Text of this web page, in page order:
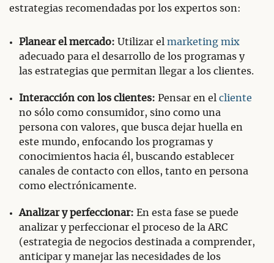
estrategias recomendadas por los expertos son:
Planear el mercado: Utilizar el marketing mix
adecuado para el desarrollo de los programas y
las estrategias que permitan llegar a los clientes.
Interacción con los clientes: Pensar en el cliente
no sólo como consumidor, sino como una
persona con valores, que busca dejar huella en
este mundo, enfocando los programas y
conocimientos hacia él, buscando establecer
canales de contacto con ellos, tanto en persona
como electrónicamente.
Analizar y perfeccionar: En esta fase se puede
analizar y perfeccionar el proceso de la ARC
(estrategia de negocios destinada a comprender,
anticipar y manejar las necesidades de los